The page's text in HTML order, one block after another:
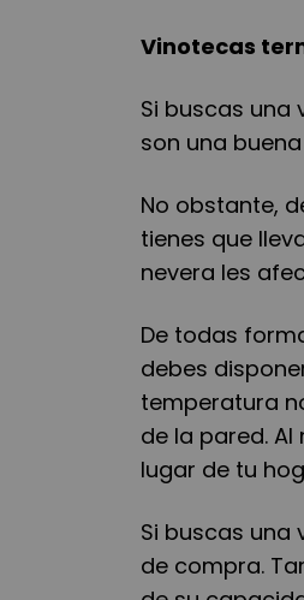
Vinotecas
Si buscas
son una
No obstante,
tienes que
nevera les
De todas
debes
temperatura
de la pared.
lugar de tu
Si buscas una
de compra.